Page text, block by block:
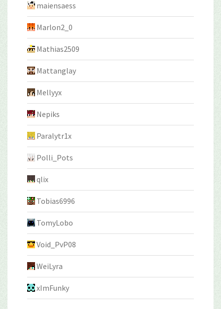
maiensaess
Marlon2_0
Mathias2509
Mattanglay
Mellyyx
Nepiks
Paralytr1x
Polli_Pots
qlix
Tobias6996
TomyLobo
Void_PvP08
WeiLyra
xImFunky